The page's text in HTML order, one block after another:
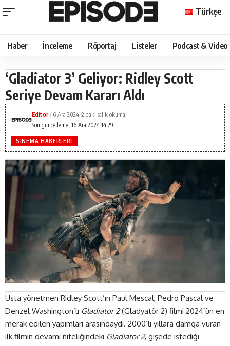
Türkçe
Haber İnceleme Röportaj Listeler Podcast & Video
‘Gladiator 3’ Geliyor: Ridley Scott
Seriye Devam Kararı Aldı
Son güncelleme: 16 Ara 2024 14:29
Editör 16 Ara 2024 2 dakikalık okuma
SINEMA HABERLERI
Usta yönetmen Ridley Scott’ın Paul Mescal, Pedro Pascal ve
Denzel Washington’lı Gladiator 2(Gladyatör 2) filmi 2024’ün en
merak edilen yapımları arasındaydı. 2000’li yıllara damga vuran
ilk filmin devamı niteliğindeki Gladiator 2, gişede istediği